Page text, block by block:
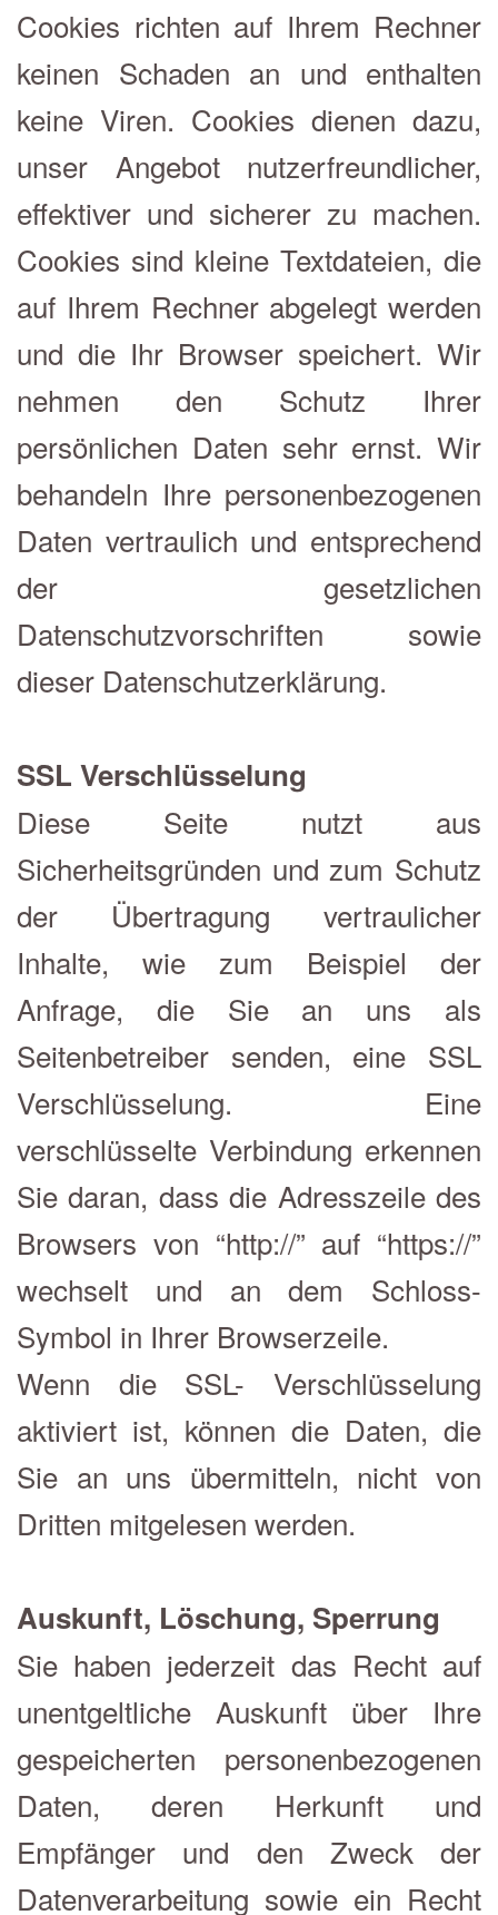
Cookies richten auf Ihrem Rechner
keinen Schaden an und enthalten
keine Viren. Cookies dienen dazu,
unser Angebot nutzerfreundlicher,
effektiver und sicherer zu machen.
Cookies sind kleine Textdateien, die
auf Ihrem Rechner abgelegt werden
und die Ihr Browser speichert. Wir
nehmen den Schutz Ihrer
persönlichen Daten sehr ernst. Wir
behandeln Ihre personenbezogenen
Daten vertraulich und entsprechend
der gesetzlichen
Datenschutzvorschriften sowie
dieser Datenschutzerklärung.
SSL Verschlüsselung
Diese Seite nutzt aus
Sicherheitsgründen und zum Schutz
der Übertragung vertraulicher
Inhalte, wie zum Beispiel der
Anfrage, die Sie an uns als
Seitenbetreiber senden, eine SSL
Verschlüsselung. Eine
verschlüsselte Verbindung erkennen
Sie daran, dass die Adresszeile des
Browsers von “http://” auf “https://”
wechselt und an dem Schloss-
Symbol in Ihrer Browserzeile.
Wenn die SSL- Verschlüsselung
aktiviert ist, können die Daten, die
Sie an uns übermitteln, nicht von
Dritten mitgelesen werden.
Auskunft, Löschung, Sperrung
Sie haben jederzeit das Recht auf
unentgeltliche Auskunft über Ihre
gespeicherten personenbezogenen
Daten, deren Herkunft und
Empfänger und den Zweck der
Datenverarbeitung sowie ein Recht